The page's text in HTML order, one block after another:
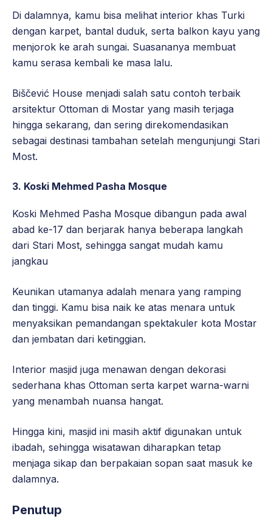
Di dalamnya, kamu bisa melihat interior khas Turki
dengan karpet, bantal duduk, serta balkon kayu yang
menjorok ke arah sungai. Suasananya membuat
kamu serasa kembali ke masa lalu.
Biščević House menjadi salah satu contoh terbaik
arsitektur Ottoman di Mostar yang masih terjaga
hingga sekarang, dan sering direkomendasikan
sebagai destinasi tambahan setelah mengunjungi Stari
Most.
3. Koski Mehmed Pasha Mosque
Koski Mehmed Pasha Mosque dibangun pada awal
abad ke-17 dan berjarak hanya beberapa langkah
dari Stari Most, sehingga sangat mudah kamu
jangkau
Keunikan utamanya adalah menara yang ramping
dan tinggi. Kamu bisa naik ke atas menara untuk
menyaksikan pemandangan spektakuler kota Mostar
dan jembatan dari ketinggian.
Interior masjid juga menawan dengan dekorasi
sederhana khas Ottoman serta karpet warna-warni
yang menambah nuansa hangat.
Hingga kini, masjid ini masih aktif digunakan untuk
ibadah, sehingga wisatawan diharapkan tetap
menjaga sikap dan berpakaian sopan saat masuk ke
dalamnya.
Penutup